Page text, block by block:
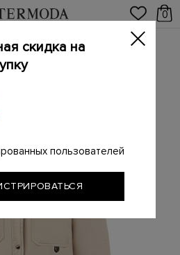
0
одежда / Женские куртки
тафты с утеплителем
скидка на
пользователей